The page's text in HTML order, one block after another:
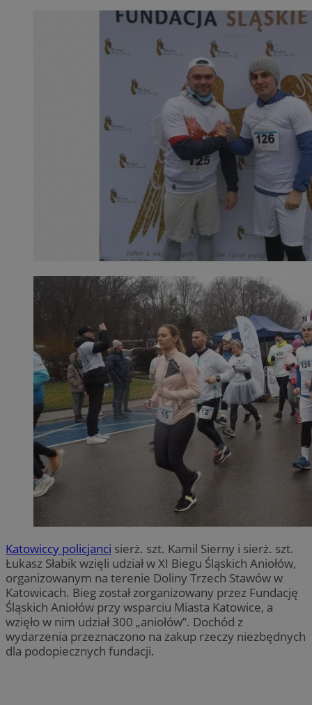
Katowiccy policjanci sierż. szt. Kamil Sierny i sierż. szt.
Łukasz Słabik wzięli udział w XI Biegu Śląskich Aniołów,
organizowanym na terenie Doliny Trzech Stawów w
Katowicach. Bieg został zorganizowany przez Fundację
Śląskich Aniołów przy wsparciu Miasta Katowice, a
wzięło w nim udział 300 „aniołów”. Dochód z
wydarzenia przeznaczono na zakup rzeczy niezbędnych
dla podopiecznych fundacji.